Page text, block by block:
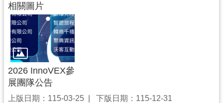
隱
私
權
政
策
網
站
相關圖片
2026 InnoVEX參
展團隊公告
上版日期：115-03-25 下版日期：115-12-31